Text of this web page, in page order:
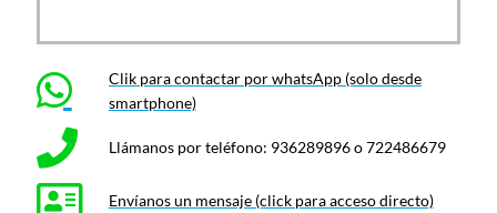
Clik para contactar por whatsApp (solo desde
smartphone)
Llámanos por teléfono: 936289896 o 722486679
Envíanos un mensaje (click para acceso directo)